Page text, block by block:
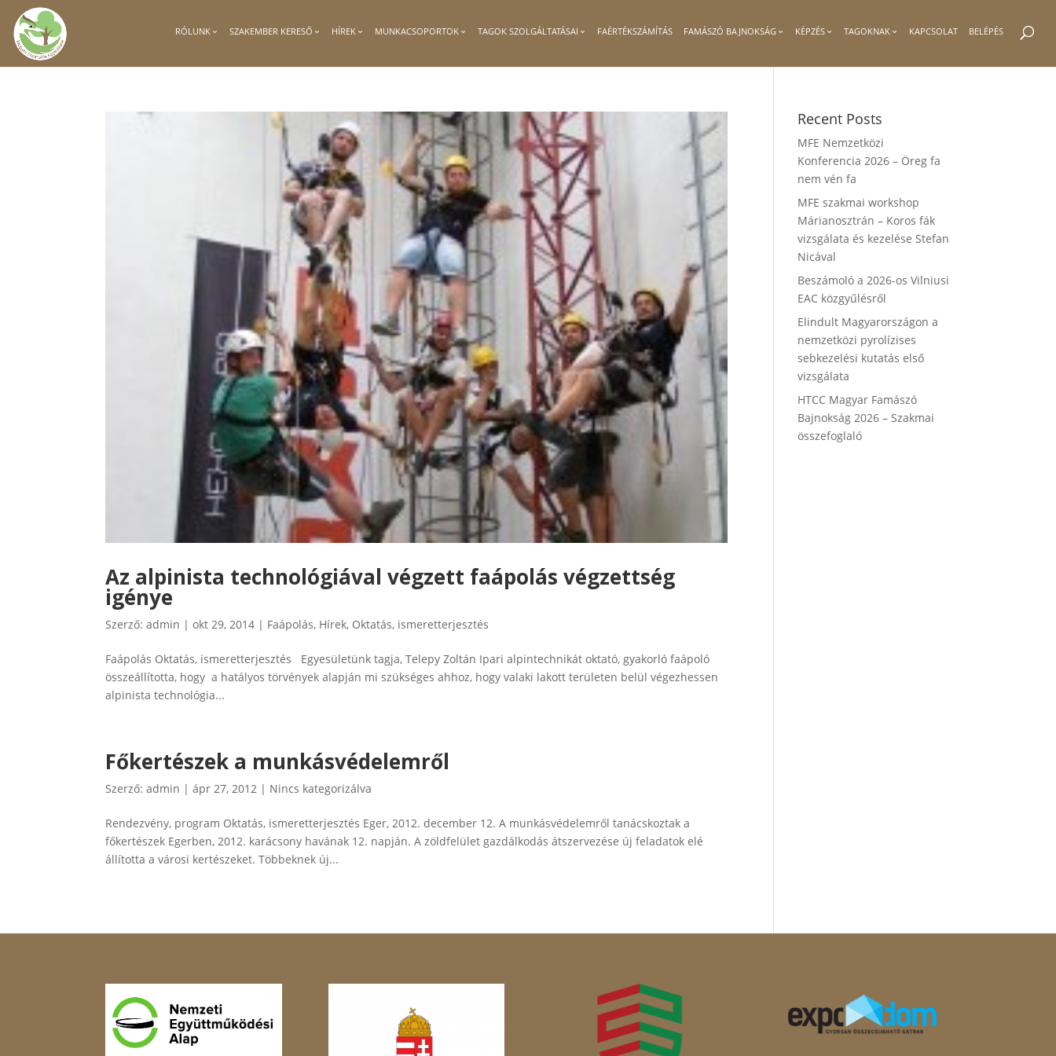
RÓLUNK SZAKEMBER KERESŐ HÍREK MUNKACSOPORTOK TAGOK SZOLGÁLTATÁSAI FAÉRTÉKSZÁMÍTÁS FAMÁSZÓ BAJNOKSÁG KÉPZÉS TAGOKNAK KAPCSOLAT BELÉPÉS
Az alpinista technológiával végzett faápolás végzettség
igénye
Szerző:admin |okt 29, 2014 | Faápolás, Hírek, Oktatás, ismeretterjesztés
Faápolás Oktatás, ismeretterjesztés Egyesületünk tagja, Telepy Zoltán Ipari alpintechnikát oktató, gyakorló faápoló
összeállította, hogy a hatályos törvények alapján mi szükséges ahhoz, hogy valaki lakott területen belül végezhessen
alpinista technológia...
Főkertészek a munkásvédelemről
Szerző:admin |ápr 27, 2012 | Nincs kategorizálva
Rendezvény, program Oktatás, ismeretterjesztés Eger, 2012. december 12. A munkásvédelemről tanácskoztak a
főkertészek Egerben, 2012. karácsony havának 12. napján. A zöldfelület gazdálkodás átszervezése új feladatok elé
állította a városi kertészeket. Többeknek új...
Recent Posts
MFE Nemzetközi
Konferencia 2026 – Öreg fa
nem vén fa
MFE szakmai workshop
Márianosztrán – Koros fák
vizsgálata és kezelése Stefan
Nicával
Beszámoló a 2026-os Vilniusi
EAC közgyűlésről
Elindult Magyarországon a
nemzetközi pyrolízises
sebkezelési kutatás első
vizsgálata
HTCC Magyar Famászó
Bajnokság 2026 – Szakmai
összefoglaló